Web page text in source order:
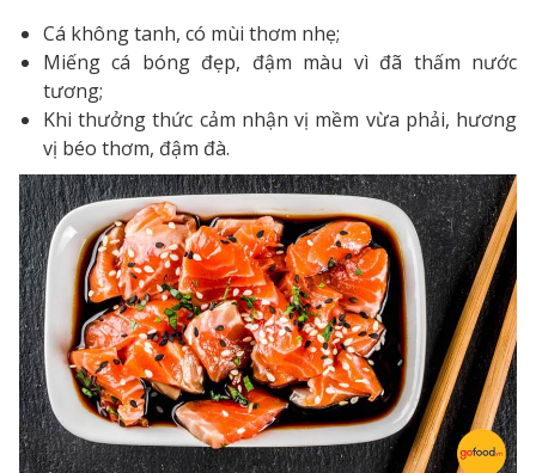
Cá không tanh, có mùi thơm nhẹ;
Miếng cá bóng đẹp, đậm màu vì đã thấm nước
tương;
Khi thưởng thức cảm nhận vị mềm vừa phải, hương
vị béo thơm, đậm đà.